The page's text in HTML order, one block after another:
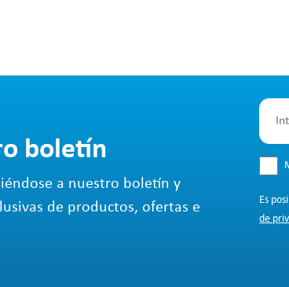
boletín
a nuestro boletín y
de productos, ofertas e
Es
de